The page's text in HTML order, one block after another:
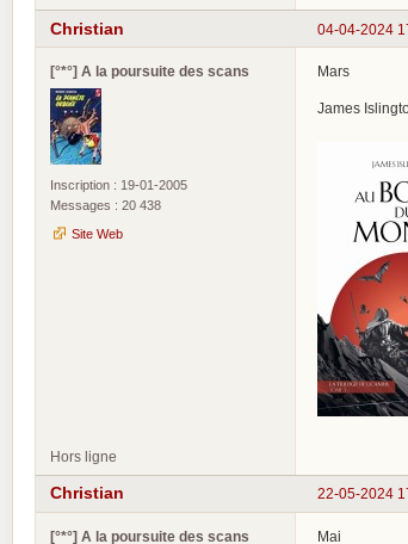
04-04-2024
Christian
[°*°] A la poursuite des scans
Inscription : 19-01-2005
Messages : 20 438
Site Web
Mars
James
Hors ligne
22-05-2024
Christian
[°*°] A la poursuite des scans Mai